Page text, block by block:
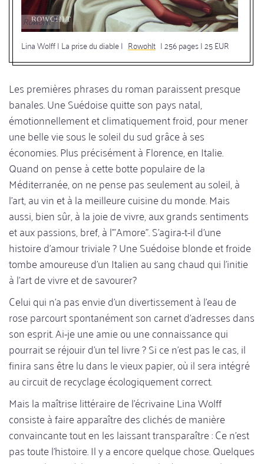
Rowohlt
Lina Wolff | La prise du diable | Rowohlt | 256 pages | 25 EUR
Les premières phrases du roman paraissent presque
banales. Une Suédoise quitte son pays natal,
émotionnellement et climatiquement froid, pour mener
une belle vie sous le soleil du sud grâce à ses
économies. Plus précisément à Florence, en Italie.
Quand on pense à cette botte populaire de la
Méditerranée, on ne pense pas seulement au soleil, à
l'art, au vin et à la meilleure cuisine du monde. Mais
aussi, bien sûr, à la joie de vivre, aux grands sentiments
et aux passions, bref, à l'"Amore". S'agira-t-il d'une
histoire d'amour triviale ? Une Suédoise blonde et froide
tombe amoureuse d'un Italien au sang chaud qui l'initie
à l'art de vivre et de savourer?
Celui qui n'a pas envie d'un divertissement à l'eau de
rose parcourt spontanément son carnet d'adresses dans
son esprit. Ai-je une amie ou une connaissance qui
pourrait se réjouir d'un tel livre ? Si ce n'est pas le cas, il
finira sans être lu dans le vieux papier, où il sera intégré
au circuit de recyclage écologiquement correct.
Mais la maîtrise littéraire de l'écrivaine Lina Wolff
consiste à faire apparaître des clichés de manière
convaincante tout en les laissant transparaître : Ce n'est
pas toute l'histoire. Il y a encore quelque chose. Quelques